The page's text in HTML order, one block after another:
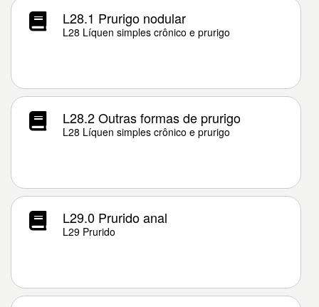
L28.1 Prurigo nodular
L28 Líquen simples crônico e prurigo
L28.2 Outras formas de prurigo
L28 Líquen simples crônico e prurigo
L29.0 Prurido anal
L29 Prurido